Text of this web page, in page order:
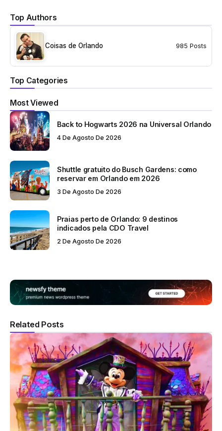
Top Authors
Coisas de Orlando 985 Posts
Top Categories
Most Viewed
Back to Hogwarts 2026 na Universal Orlando
4 De Agosto De 2026
Shuttle gratuito do Busch Gardens: como
reservar em Orlando em 2026
3 De Agosto De 2026
Praias perto de Orlando: 9 destinos
indicados pela CDO Travel
2 De Agosto De 2026
Related Posts